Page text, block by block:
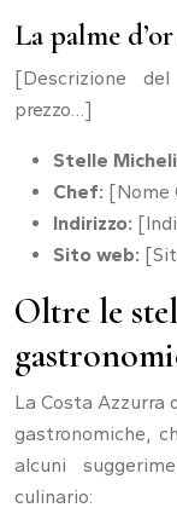
La palme
[Descrizione
prezzo…]
Stelle
Chef: [Nome
Indirizzo:
Sito web:
Oltre le
La Costa Azzurra
gastronomiche,
alcuni
culinario: